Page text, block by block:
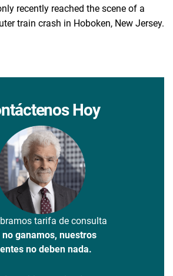
recently reached the scene of a
train crash in Hoboken, New Jersey.
Hoy
tarifa de consulta
no ganamos, nuestros
no deben nada.